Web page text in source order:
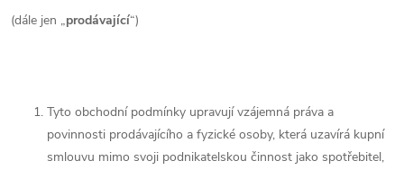
(dále jen „prodávající“)
Tyto obchodní podmínky upravují vzájemná práva a
povinnosti prodávajícího a fyzické osoby, která uzavírá kupní
smlouvu mimo svoji podnikatelskou činnost jako spotřebitel,